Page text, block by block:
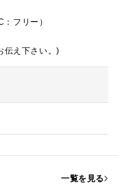
フリー）
伝え下さい。)
一覧を見る